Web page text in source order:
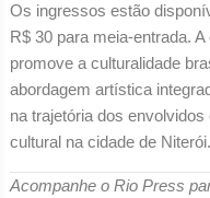
Os ingressos estão
R$ 30 para meia-entrada.
promove a culturalidade
abordagem artística
na trajetória dos
cultural na cidade de Niterói.
Acompanhe o Rio Press